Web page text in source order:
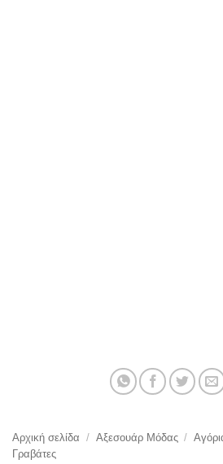
Αρχική σελίδα / Αξεσουάρ Μόδας /
Γραβάτες